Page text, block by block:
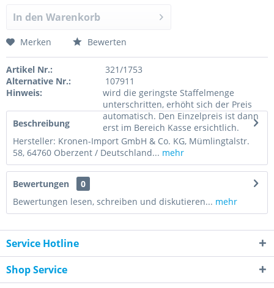
In den Warenkorb
Merken Bewerten
Artikel Nr.:
321/1753
Alternative Nr.:
107911
Hinweis:
wird die geringste Staffelmenge
unterschritten, erhöht sich der Preis
automatisch. Den Einzelpreis ist dann
erst im Bereich Kasse ersichtlich.
Beschreibung
Hersteller: Kronen-Import GmbH & Co. KG, Mümlingtalstr.
58, 64760 Oberzent / Deutschland... mehr
Bewertungen
0
Bewertungen lesen, schreiben und diskutieren... mehr
Service Hotline
Shop Service